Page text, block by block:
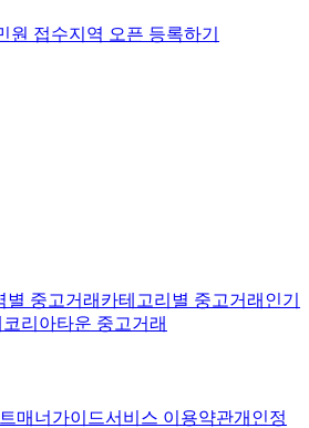
원 접수지역 오픈 등록하기
별 중고거래 카테고리별 중고거래 인기
코리아타운 중고거래
매너가이드서비스 이용약관개인정